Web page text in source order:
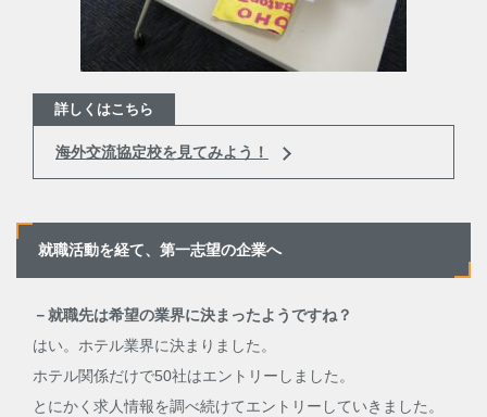
詳しくはこちら
海外交流協定校を見てみよう！
就職活動を経て、第一志望の企業へ
－就職先は希望の業界に決まったようですね？
はい。ホテル業界に決まりました。
ホテル関係だけで50社はエントリーしました。
とにかく求人情報を調べ続けてエントリーしていきました。